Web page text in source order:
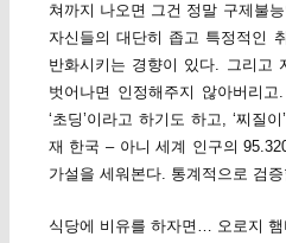
쳐까지 나오면 그건 정말 구제불
자신들의 대단히 좁고 특정적인
반화시키는 경향이 있다. 그리고
벗어나면 인정해주지 않아버리
‘초딩’이라고 하기도 하고, ‘찌질
재 한국 – 아니 세계 인구의
가설을 세워본다. 통계적으로 검
식당에 비유를 하자면… 오로지